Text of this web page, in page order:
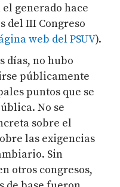
generado hace
del III Congreso
web del PSUV).
días, no hubo
públicamente
puntos que se
No se
sobre el
las exigencias
Sin
otros congresos,